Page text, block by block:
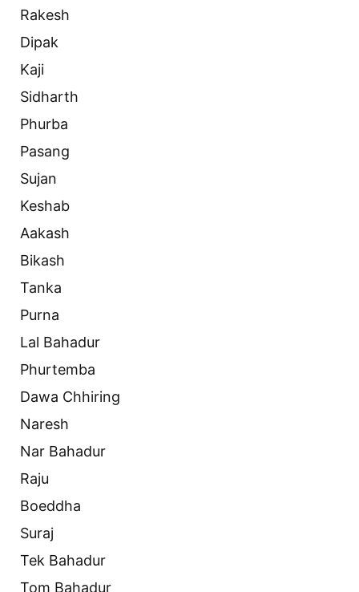
Rakesh
Dipak
Kaji
Sidharth
Phurba
Pasang
Sujan
Keshab
Aakash
Bikash
Tanka
Purna
Lal Bahadur
Phurtemba
Dawa Chhiring
Naresh
Nar Bahadur
Raju
Boeddha
Suraj
Tek Bahadur
Tom Bahadur